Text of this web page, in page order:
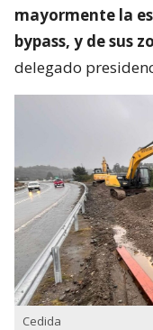
mayormente la
bypass, y de sus
delegado
Cedida